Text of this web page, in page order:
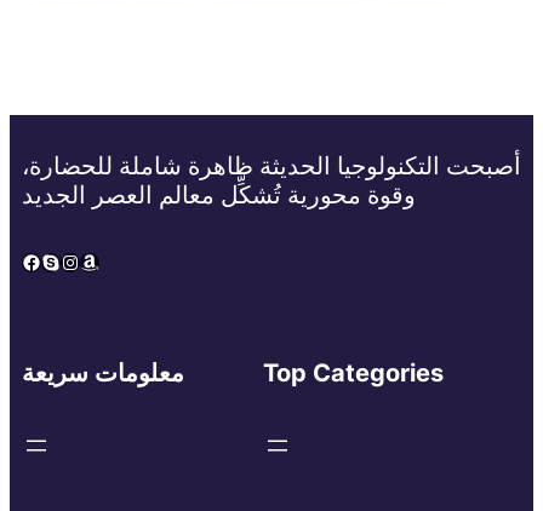
أصبحت التكنولوجيا الحديثة ظاهرة شاملة للحضارة،
وقوة محورية تُشكِّل معالم العصر الجديد
Facebook
Skype
Instagram
Amazon
معلومات سريعة Top Categories